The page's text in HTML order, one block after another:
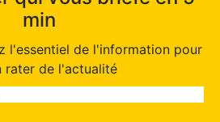
min
l'essentiel de l'information pour
rater de l'actualité